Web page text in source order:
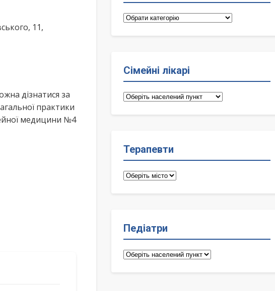
11,
дізнатися за
практики
медицини №4
Категорії
Сімейні лікарі
Сімейні
Терапевти
Терапевти
Педіатри
Педіатри